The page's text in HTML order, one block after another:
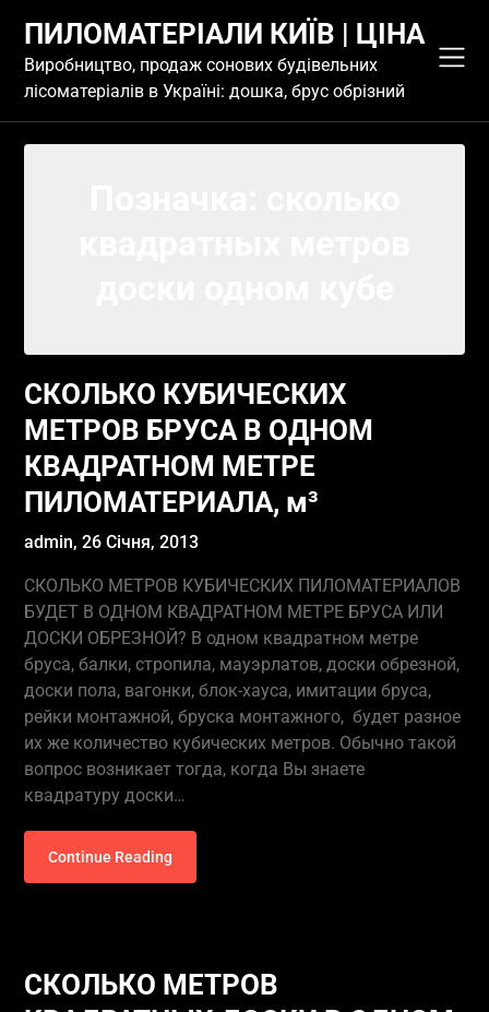
content
ПИЛОМАТЕРІАЛИ КИЇВ | ЦІНА
Виробництво, продаж сонових будівельних
лісоматеріалів в Україні: дошка, брус обрізний
СКОЛЬКО КУБИЧЕСКИХ
МЕТРОВ БРУСА В ОДНОМ
КВАДРАТНОМ МЕТРЕ
ПИЛОМАТЕРИАЛА, м³
admin,26 Січня, 2013
СКОЛЬКО МЕТРОВ КУБИЧЕСКИХ ПИЛОМАТЕРИАЛОВ
БУДЕТ В ОДНОМ КВАДРАТНОМ МЕТРЕ БРУСА ИЛИ
ДОСКИ ОБРЕЗНОЙ? В одном квадратном метре
бруса, балки, стропила, мауэрлатов, доски обрезной,
доски пола, вагонки, блок-хауса, имитации бруса,
рейки монтажной, бруска монтажного, будет разное
их же количество кубических метров. Обычно такой
вопрос возникает тогда, когда Вы знаете
квадратуру доски…
Continue Reading
СКОЛЬКО МЕТРОВ